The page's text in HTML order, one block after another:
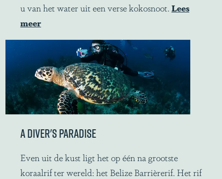
a
d
i
s
e
l
i
k
e
s
u van het water uit een verse kokosnoot.Lees
meer
A DIVER'S PARADISE
A
d
Even uit de kust ligt het op één na grootste
koraalrif ter wereld: het Belize Barrièrerif. Het rif